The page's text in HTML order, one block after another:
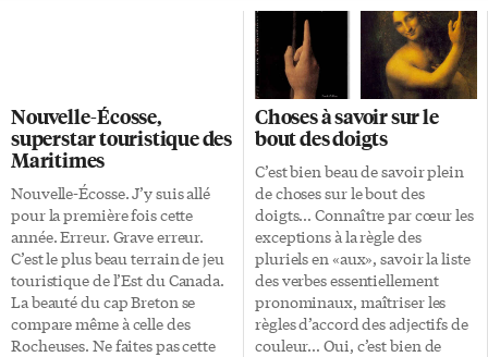
à la recherche d’une table
gourmande ou encore celui qui
désire se faire bichonner dans
la dizaine de spas qu’offre la
région. Les Cantons-de-l’Est
misent sur la […]
peu connu est celui de la
Grosse-Île-et-le-Mémorial-des-
Irlandais, en face de Berthier-
sur-Mer (Québec). Le détour en
vaut la peine car cette île joua
un rôle de premier plan, durant
plus de cent ans, auprès de tous
les immigrants arrivant au
Canada via le Québec. Le trajet
de Berthier-sur-Mer à la Grosse-
Île ne prend […]
Nouvelle-Écosse,
superstar touristique des
Maritimes
Nouvelle-Écosse. J’y suis allé
pour la première fois cette
année. Erreur. Grave erreur.
C’est le plus beau terrain de jeu
touristique de l’Est du Canada.
La beauté du cap Breton se
compare même à celle des
Rocheuses. Ne faites pas cette
Choses à savoir sur le
bout des doigts
C’est bien beau de savoir plein
de choses sur le bout des
doigts… Connaître par cœur les
exceptions à la règle des
pluriels en «aux», savoir la liste
des verbes essentiellement
pronominaux, maîtriser les
règles d’accord des adjectifs de
couleur… Oui, c’est bien de